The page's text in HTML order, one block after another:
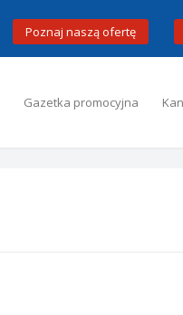
Poznaj naszą ofertę
Gazetka promocyjna